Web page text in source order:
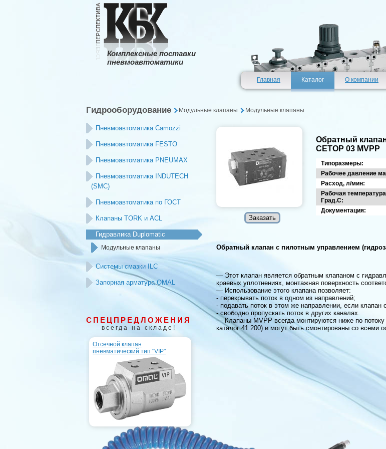
Комплексные поставки
пневмоавтоматики
Главная Каталог О компании
Гидрооборудование Модульные клапаны Модульные клапаны
Пневмоавтоматика Camozzi
Пневмоавтоматика FESTO
Пневмоавтоматика PNEUMAX
Пневмоавтоматика INDUTECH
(SMC)
Пневмоавтоматика по ГОСТ
Клапаны TORK и ACL
Гидравлика Duplomatic
Модульные клапаны
Системы смазки ILC
Запорная арматура OMAL
СПЕЦПРЕДЛОЖЕНИЯ
всегда на складе!
Отсечной клапан
пневматический тип "VIP"
Обратный
СЕТОР 03 MVPP
Типоразмеры:
Рабочее давление
Расход, л/мин:
Рабочая
Град.С:
Документация:
Обратный клапан с пилотным управлением
— Этот клапан является обратным клапаном с
краевых уплотнениях, монтажная поверхность
— Использование этого клапана позволяет:
- перекрывать поток в одном из направлений;
- подавать поток в этом же направлении, если
- свободно пропускать поток в других каналах.
— Клапаны MVPP всегда монтируются ниже по
каталог 41 200) и могут быть смонтированы со всеми